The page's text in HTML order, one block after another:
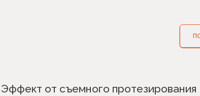
Эффект от съемного протезирования